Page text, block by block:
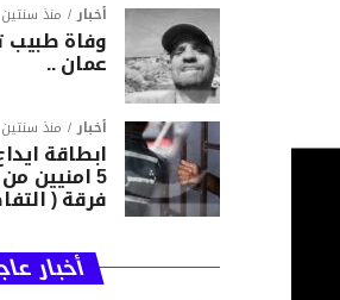
أخبار منذ سنتين
وفاة
عمان ..
أخبار منذ سنتين
ابطاقة
5 امنيين
فرقة (
أخبار